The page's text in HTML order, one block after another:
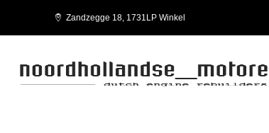
Zandzegge 18, 1731LP Winkel